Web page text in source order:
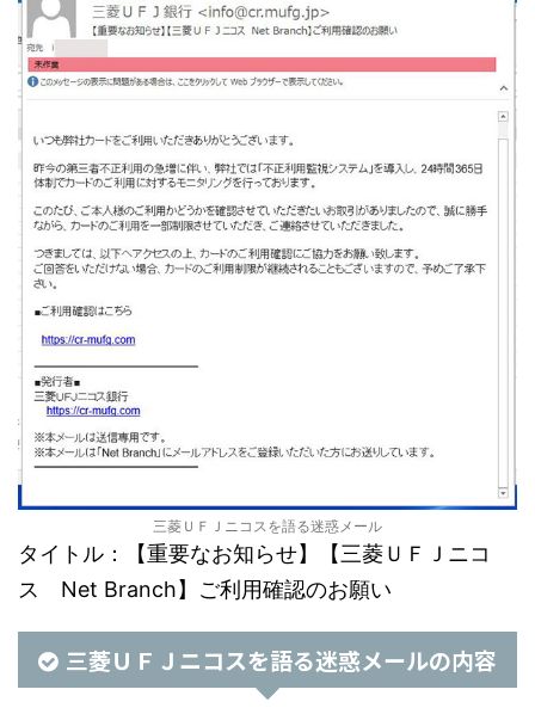
三菱ＵＦＪニコスを語る迷惑メール
タイトル：【重要なお知らせ】【三菱ＵＦＪニコ
ス Net Branch】ご利用確認のお願い
三菱ＵＦＪニコスを語る迷惑メールの内容